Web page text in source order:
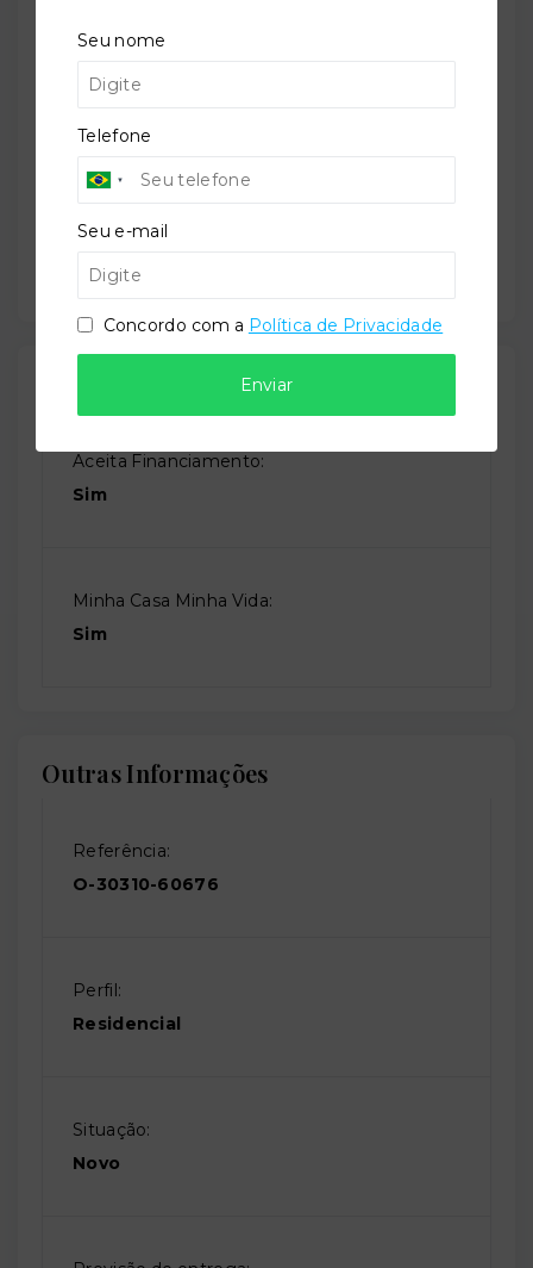
Salão de festas
Sauna
Solarium
Aceita Financiamento:
Sim
Minha Casa Minha Vida:
Sim
Outras Informações
Referência:
O-30310-60676
Perfil:
Residencial
Situação:
Novo
Seu nome
Telefone
Seu e-mail
Concordo com a Política de Privacidade
Enviar